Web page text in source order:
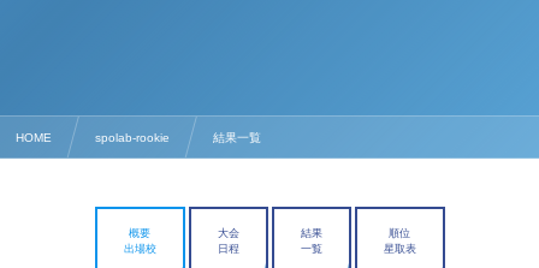
HOME spolab-rookie 結果一覧
概要
出場校
大会
日程
結果
一覧
順位
星取表